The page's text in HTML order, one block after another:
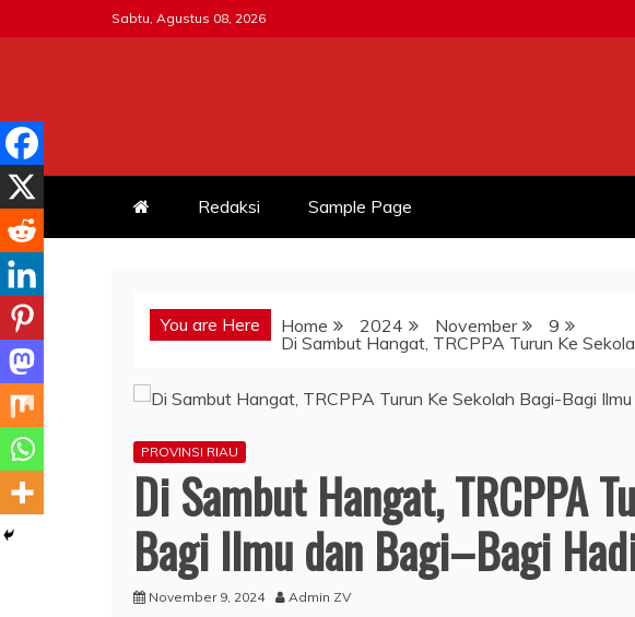
to
Sabtu, Agustus 08, 2026
Redaksi Sample Page
You are Here Home 2024 November
9
Di Sambut Hangat, TRCPPA Turun Ke
PROVINSI RIAU
Di Sambut Hangat, TRCPPA
Bagi Ilmu dan Bagi–Bagi
November 9, 2024 Admin ZV